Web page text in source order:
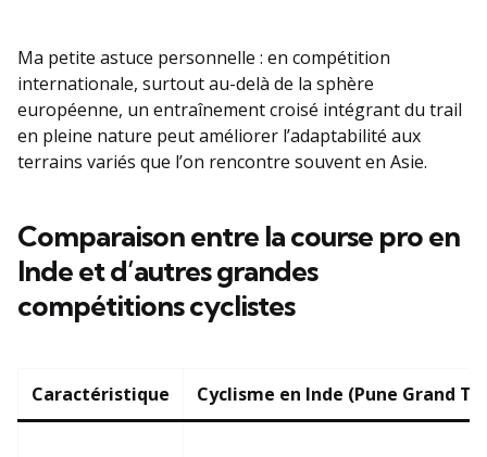
Ma petite astuce personnelle : en compétition
internationale, surtout au-delà de la sphère
européenne, un entraînement croisé intégrant du trail
en pleine nature peut améliorer l’adaptabilité aux
terrains variés que l’on rencontre souvent en Asie.
Comparaison entre la course pro en
Inde et d’autres grandes
compétitions cyclistes
Caractéristique Cyclisme en Inde (Pune Grand